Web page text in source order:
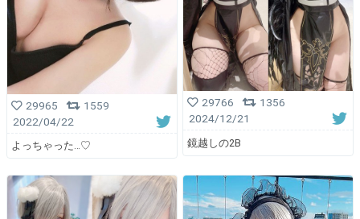
29965
1559
2022/04/22
よっちゃった…♡
29766
1356
2024/12/21
鏡越しの2B